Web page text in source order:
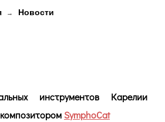
→ Новости
инструментов Карелии
SymphoСat